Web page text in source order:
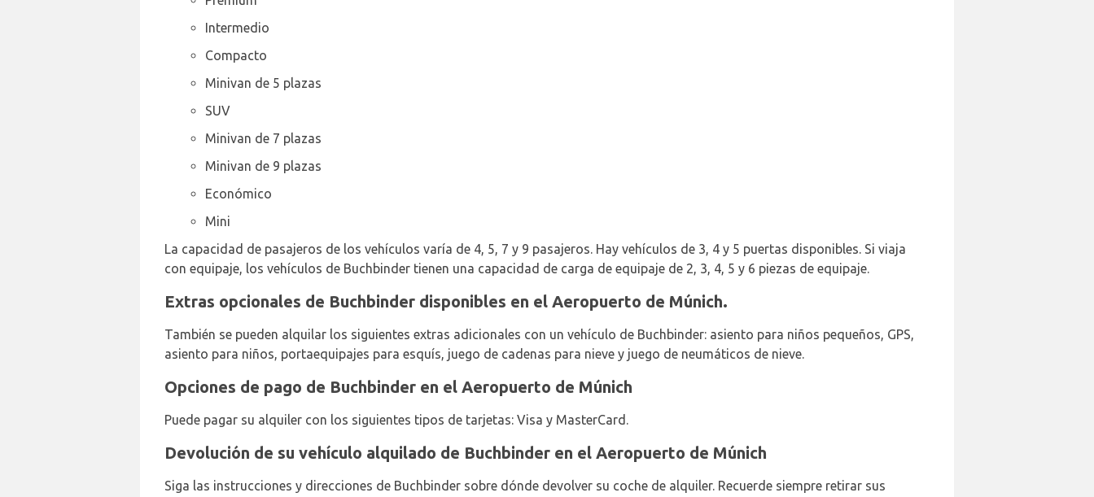
Intermedio
Compacto
Minivan de 5 plazas
SUV
Minivan de 7 plazas
Minivan de 9 plazas
Económico
Mini
La capacidad de pasajeros de los vehículos varía de 4, 5, 7 y 9 pasajeros. Hay vehículos de 3, 4 y 5 puertas disponibles. Si viaja
con equipaje, los vehículos de Buchbinder tienen una capacidad de carga de equipaje de 2, 3, 4, 5 y 6 piezas de equipaje.
Extras opcionales de Buchbinder disponibles en el Aeropuerto de Múnich.
También se pueden alquilar los siguientes extras adicionales con un vehículo de Buchbinder: asiento para niños pequeños, GPS,
asiento para niños, portaequipajes para esquís, juego de cadenas para nieve y juego de neumáticos de nieve.
Opciones de pago de Buchbinder en el Aeropuerto de Múnich
Puede pagar su alquiler con los siguientes tipos de tarjetas: Visa y MasterCard.
Devolución de su vehículo alquilado de Buchbinder en el Aeropuerto de Múnich
Siga las instrucciones y direcciones de Buchbinder sobre dónde devolver su coche de alquiler. Recuerde siempre retirar sus